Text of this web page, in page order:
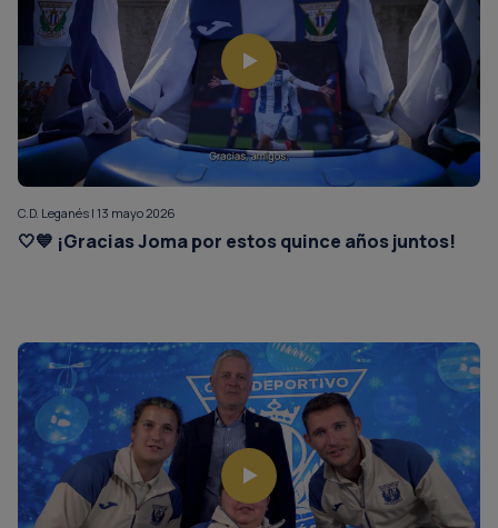
C.D. Leganés | 13 mayo 2026
🤍💙 ¡Gracias Joma por estos quince años juntos!